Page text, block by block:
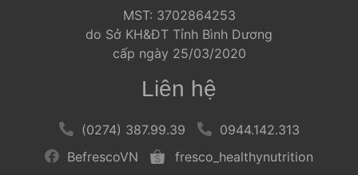
MST: 3702864253
do Sở KH&ĐT Tỉnh Bình Dương
cấp ngày 25/03/2020
Liên hệ
(0274) 387.99.39
0944.142.313
BefrescoVN
fresco_healthynutrition